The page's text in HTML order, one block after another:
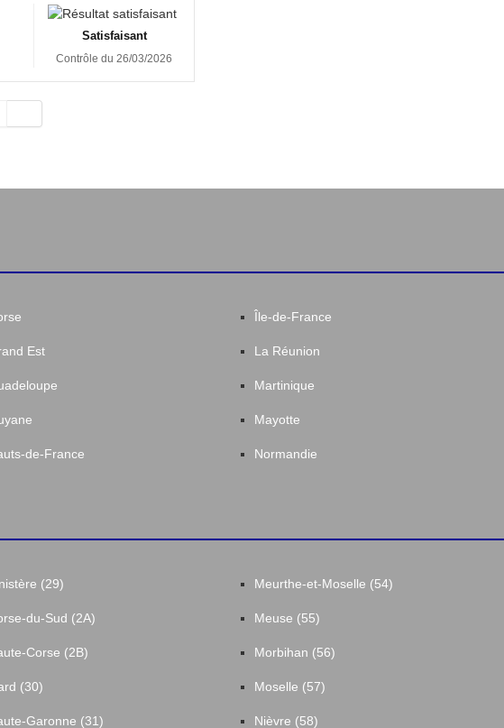
Satisfaisant
Contrôle du 26/03/2026
Est
de-France
Île-de-France
La Réunion
Martinique
Mayotte
Normandie
(29)
du-Sud (2A)
Corse (2B)
(30)
Garonne (31)
Meurthe-et-Moselle (54)
Meuse (55)
Morbihan (56)
Moselle (57)
Nièvre (58)